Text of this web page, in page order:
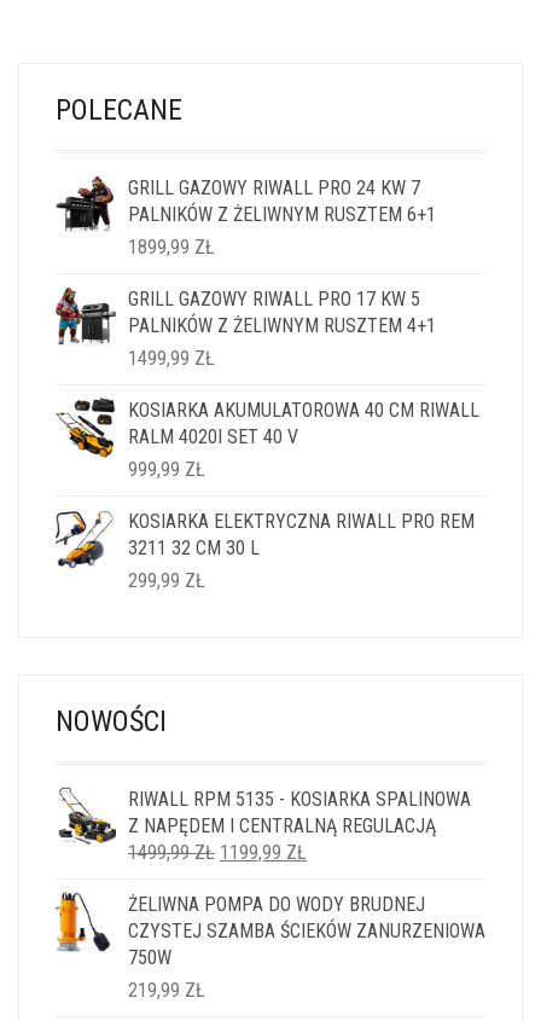
POLECANE
GRILL GAZOWY RIWALL PRO 24 KW 7
PALNIKÓW Z ŻELIWNYM RUSZTEM 6+1
1899,99 ZŁ
GRILL GAZOWY RIWALL PRO 17 KW 5
PALNIKÓW Z ŻELIWNYM RUSZTEM 4+1
1499,99 ZŁ
KOSIARKA AKUMULATOROWA 40 CM RIWALL
RALM 4020I SET 40 V
999,99 ZŁ
KOSIARKA ELEKTRYCZNA RIWALL PRO REM
3211 32 CM 30 L
299,99 ZŁ
NOWOŚCI
RIWALL RPM 5135 - KOSIARKA SPALINOWA
Z NAPĘDEM I CENTRALNĄ REGULACJĄ
1499,99ZŁ PIERWOTNA
WYNOSIŁA:
1499,99 ZŁ.
1199,99 ZŁ
WYNOSI:
1199,99 ZŁ.
ŻELIWNA POMPA DO WODY BRUDNEJ
CZYSTEJ SZAMBA ŚCIEKÓW ZANURZENIOWA
750W
219,99 ZŁ